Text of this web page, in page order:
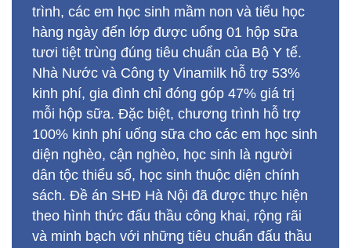
trình, các em học sinh mầm non và tiểu học
hàng ngày đến lớp được uống 01 hộp sữa
tươi tiệt trùng đúng tiêu chuẩn của Bộ Y tế.
Nhà Nước và Công ty Vinamilk hỗ trợ 53%
kinh phí, gia đình chỉ đóng góp 47% giá trị
mỗi hộp sữa. Đặc biệt, chương trình hỗ trợ
100% kinh phí uống sữa cho các em học sinh
diện nghèo, cận nghèo, học sinh là người
dân tộc thiểu số, học sinh thuộc diện chính
sách. Đề án SHĐ Hà Nội đã được thực hiện
theo hình thức đấu thầu công khai, rộng rãi
và minh bạch với những tiêu chuẩn đấu thầu